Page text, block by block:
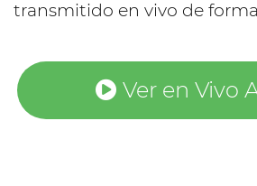
transmitido en vivo de
Ver en Vivo